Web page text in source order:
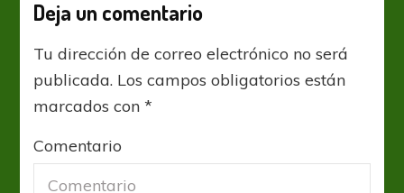
Deja un comentario
Tu dirección de correo electrónico no será
publicada. Los campos obligatorios están
marcados con*
Comentario